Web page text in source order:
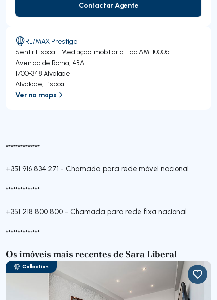
**************
+351 916 834 271 - Chamada para rede móvel nacional
**************
+351 218 800 800 - Chamada para rede fixa nacional
**************
Os imóveis mais recentes de Sara Liberal
Collection
Contactar Agente
Contactar Agente
RE/MAX Prestige
Sentir Lisboa - Mediação Imobiliária, Lda AMI 10006
Avenida de Roma, 48A
1700-348 Alvalade
Alvalade, Lisboa
Ver no maps